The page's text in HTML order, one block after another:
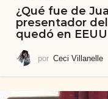
¿Qué fue de
presentador
quedó en
por Ceci Villanelle